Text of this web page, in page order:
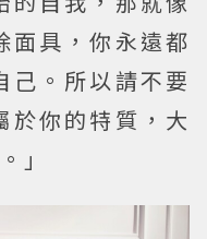
面具，你永遠都
己。所以請不要
於你的特質，大
」